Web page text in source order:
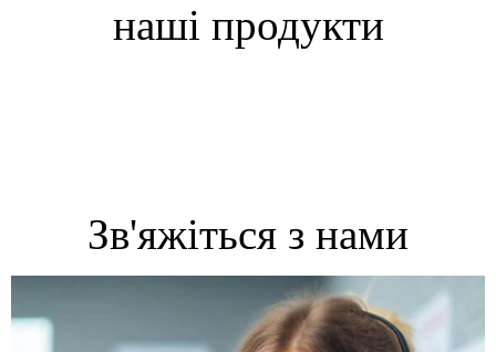
наші продукти
Зв'яжіться з нами